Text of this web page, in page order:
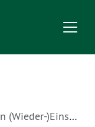
‚Neue Chancen+